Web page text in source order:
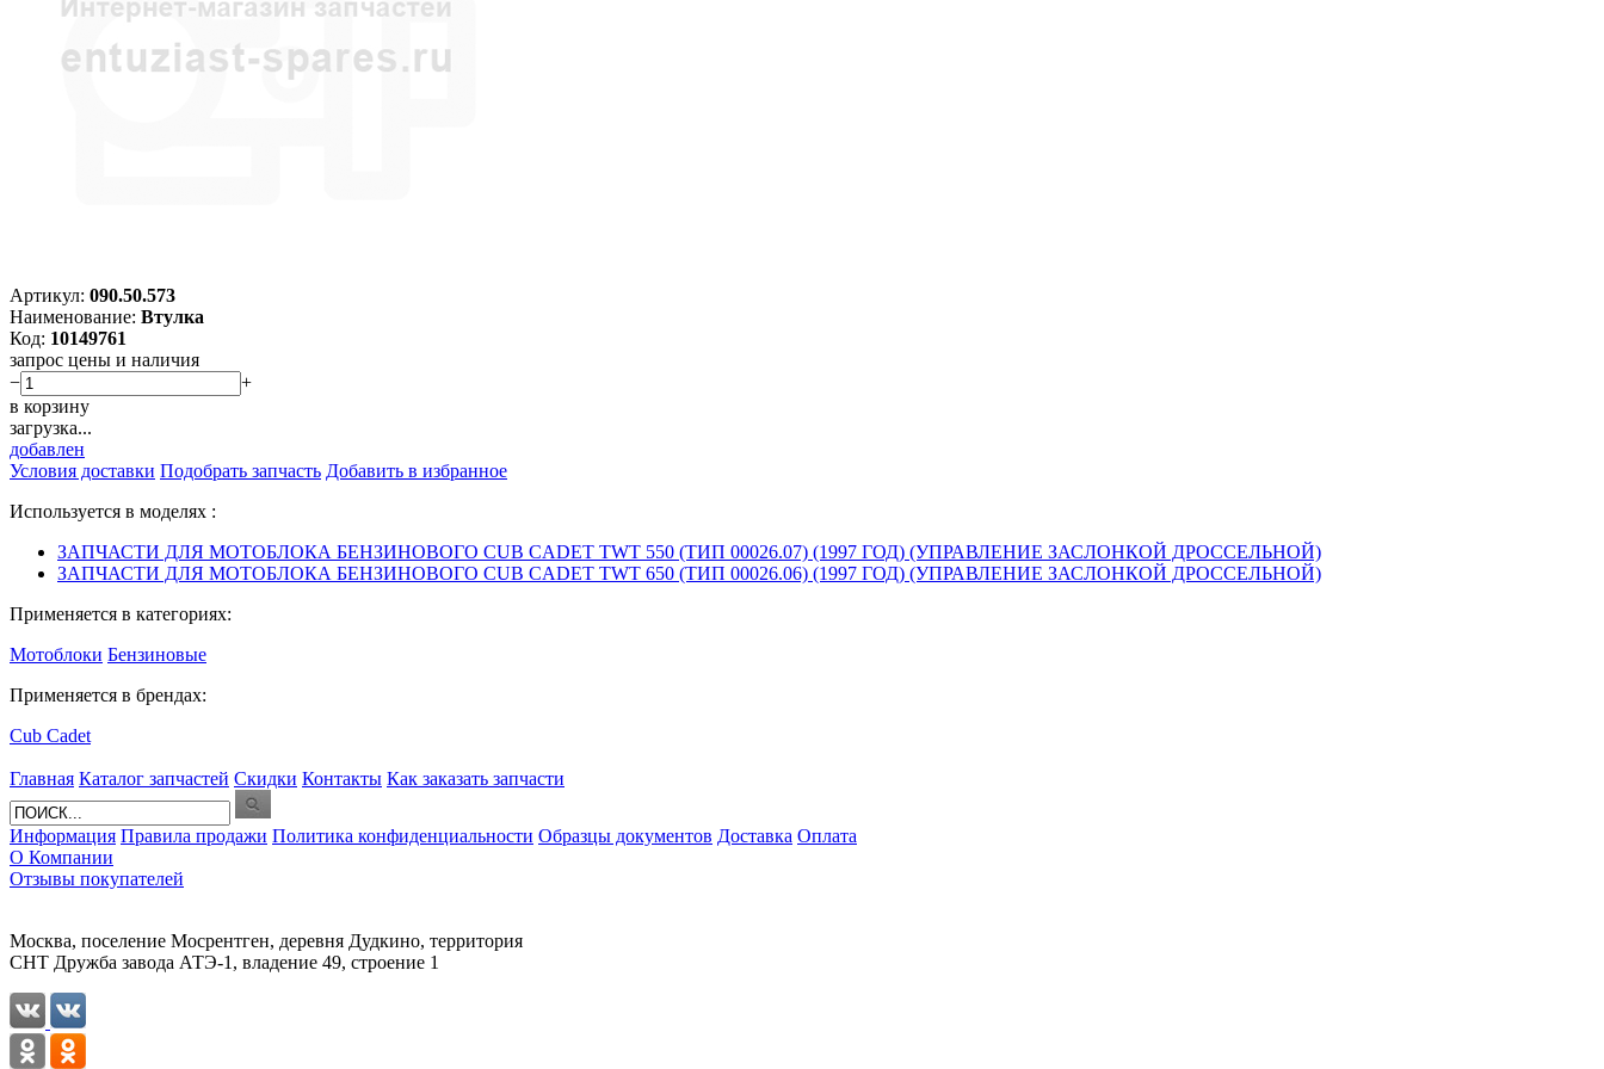
Артикул: 090.50.573
Наименование: Втулка
Код: 10149761
запрос цены и наличия
−
+
в корзину
загрузка...
добавлен
Условия доставки Подобрать запчасть Добавить в избранное
Используется в моделях :
ЗАПЧАСТИ ДЛЯ МОТОБЛОКА БЕНЗИНОВОГО CUB CADET TWT 550 (ТИП 00026.07) (1997 ГОД) (УПРАВЛЕНИЕ ЗАСЛОНКОЙ ДРОССЕЛЬНОЙ)
ЗАПЧАСТИ ДЛЯ МОТОБЛОКА БЕНЗИНОВОГО CUB CADET TWT 650 (ТИП 00026.06) (1997 ГОД) (УПРАВЛЕНИЕ ЗАСЛОНКОЙ ДРОССЕЛЬНОЙ)
Применяется в категориях:
Мотоблоки Бензиновые
Применяется в брендах:
Cub Cadet
Главная Каталог запчастей Скидки Контакты Как заказать запчасти
Информация Правила продажи Политика конфиденциальности Образцы документов Доставка Оплата
О Компании
Отзывы покупателей
Москва, поселение Мосрентген, деревня Дудкино, территория
СНТ Дружба завода АТЭ-1, владение 49, строение 1